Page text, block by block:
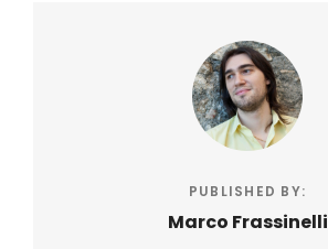
PUBLISHED BY:
Marco Frassinelli